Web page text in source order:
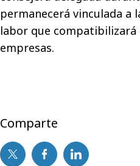
permanecerá vinculada a
labor que compatibilizará
empresas.
Comparte